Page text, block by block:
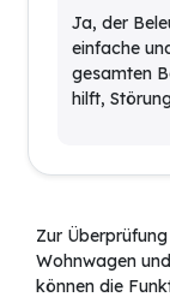
Ja, der
einfache
gesamten
hilft,
Zur
Wohnwagen
können die